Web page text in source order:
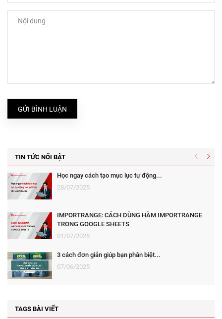
GỬI BÌNH LUẬN
TIN TỨC NỔI BẬT
Học ngay cách tạo mục lục tự động...
28/07/2025
IMPORTRANGE: CÁCH DÙNG HÀM IMPORTRANGE
TRONG GOOGLE SHEETS
01/07/2025
3 cách đơn giản giúp bạn phân biệt...
07/06/2025
TAGS BÀI VIẾT